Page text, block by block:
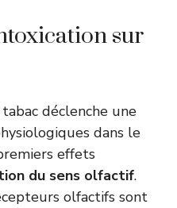
sur
déclenche une
dans le
effets
du sens olfactif.
olfactifs sont